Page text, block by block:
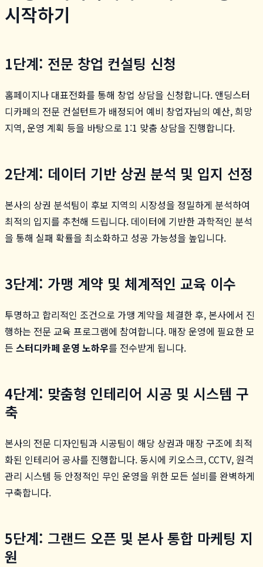
시작하기
1단계: 전문 창업 컨설팅 신청
홈페이지나 대표전화를 통해 창업 상담을 신청합니다. 앤딩스터
디카페의 전문 컨설턴트가 배정되어 예비 창업자님의 예산, 희망
지역, 운영 계획 등을 바탕으로 1:1 맞춤 상담을 진행합니다.
2단계: 데이터 기반 상권 분석 및 입지 선정
본사의 상권 분석팀이 후보 지역의 시장성을 정밀하게 분석하여
최적의 입지를 추천해 드립니다. 데이터에 기반한 과학적인 분석
을 통해 실패 확률을 최소화하고 성공 가능성을 높입니다.
3단계: 가맹 계약 및 체계적인 교육 이수
투명하고 합리적인 조건으로 가맹 계약을 체결한 후, 본사에서 진
행하는 전문 교육 프로그램에 참여합니다. 매장 운영에 필요한 모
든 스터디카페 운영 노하우를 전수받게 됩니다.
4단계: 맞춤형 인테리어 시공 및 시스템 구
축
본사의 전문 디자인팀과 시공팀이 해당 상권과 매장 구조에 최적
화된 인테리어 공사를 진행합니다. 동시에 키오스크, CCTV, 원격
관리 시스템 등 안정적인 무인 운영을 위한 모든 설비를 완벽하게
구축합니다.
5단계: 그랜드 오픈 및 본사 통합 마케팅 지
원